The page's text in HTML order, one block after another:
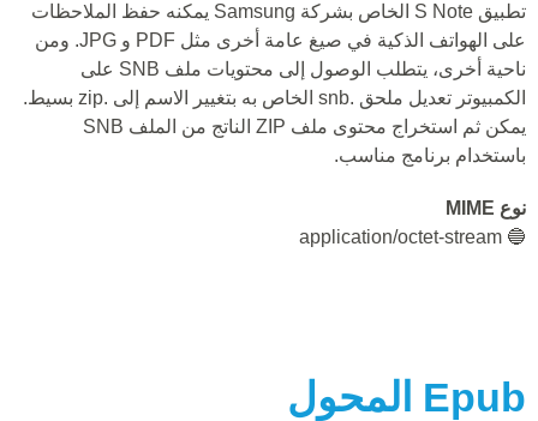
تطبيق S Note الخاص بشركة Samsung يمكنه حفظ الملاحظات
على الهواتف الذكية في صيغ عامة أخرى مثل PDF و JPG. ومن
ناحية أخرى، يتطلب الوصول إلى محتويات ملف SNB على
الكمبيوتر تعديل ملحق .snb الخاص به بتغيير الاسم إلى .zip بسيط.
يمكن ثم استخراج محتوى ملف ZIP الناتج من الملف SNB
باستخدام برنامج مناسب.
نوع MIME
🔵 application/octet-stream
Epub المحول